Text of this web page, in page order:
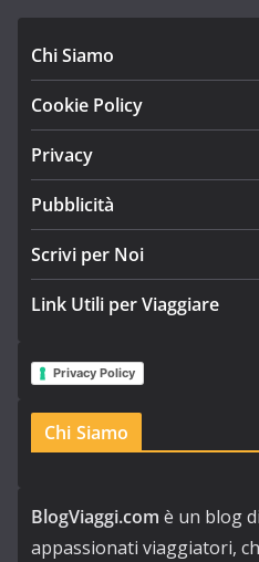
Chi Siamo
Cookie Policy
Privacy
Pubblicità
Scrivi per Noi
Link Utili per Viaggiare
Privacy Policy
Chi Siamo
BlogViaggi.com è un blog
appassionati viaggiatori,